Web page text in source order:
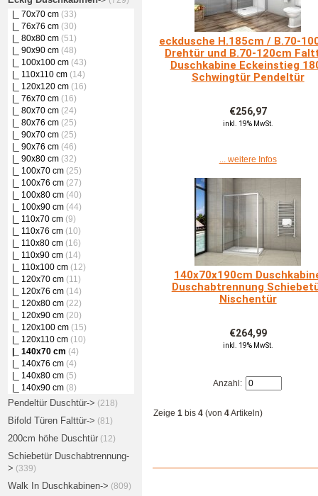
|_ 70x70 cm(33)
|_ 76x76 cm(30)
|_ 80x80 cm(51)
|_ 90x90 cm(48)
|_ 100x100 cm(43)
|_ 110x110 cm(14)
|_ 120x120 cm(16)
|_ 76x70 cm(16)
|_ 80x70 cm(24)
|_ 80x76 cm(25)
|_ 90x70 cm(25)
|_ 90x76 cm(46)
|_ 90x80 cm(32)
|_ 100x70 cm(25)
|_ 100x76 cm(27)
|_ 100x80 cm(40)
|_ 100x90 cm(44)
|_ 110x70 cm(9)
|_ 110x76 cm(10)
|_ 110x80 cm(16)
|_ 110x90 cm(14)
|_ 110x100 cm(12)
|_ 120x70 cm(11)
|_ 120x76 cm(14)
|_ 120x80 cm(22)
|_ 120x90 cm(20)
|_ 120x100 cm(15)
|_ 120x110 cm(10)
|_ 140x70 cm (4)
|_ 140x76 cm(4)
|_ 140x80 cm(5)
|_ 140x90 cm(8)
Pendeltür Duschtür-> (218)
Bifold Türen Falttür-> (81)
200cm höhe Duschtür(12)
Schiebetür Duschabtrennung-
> (339)
Walk In Duschkabinen-> (809)
eckdusche H.185cm / B.70-
Drehtür und B.70-120cm
Duschkabine Eckeinstieg
Schwingtür Pendeltür
€256,97
inkl. 19% MwSt.
... weitere Infos
140x70x190cm
Duschabtrennung
Nischentür
€264,99
inkl. 19% MwSt.
Anzahl:
Zeige1 bis4 (von4Artikeln)